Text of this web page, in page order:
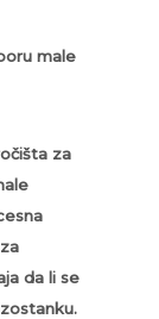
male
za
da li se